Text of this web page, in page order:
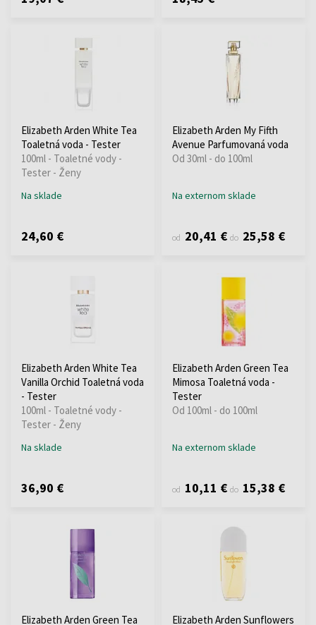
Elizabeth Arden White Tea
Toaletná voda - Tester
100ml - Toaletné vody -
Tester - Ženy
Na sklade
24,60 €
Elizabeth Arden My Fifth
Avenue Parfumovaná voda
Od 30ml - do 100ml
Na externom sklade
od 20,41 € do 25,58 €
Elizabeth Arden White Tea
Vanilla Orchid Toaletná voda
- Tester
100ml - Toaletné vody -
Tester - Ženy
Na sklade
36,90 €
Elizabeth Arden Green Tea
Mimosa Toaletná voda -
Tester
Od 100ml - do 100ml
Na externom sklade
od 10,11 € do 15,38 €
Elizabeth Arden Green Tea Elizabeth Arden Sunflowers